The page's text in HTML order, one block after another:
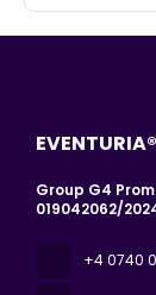
Group G4
019042062/
+4 0740